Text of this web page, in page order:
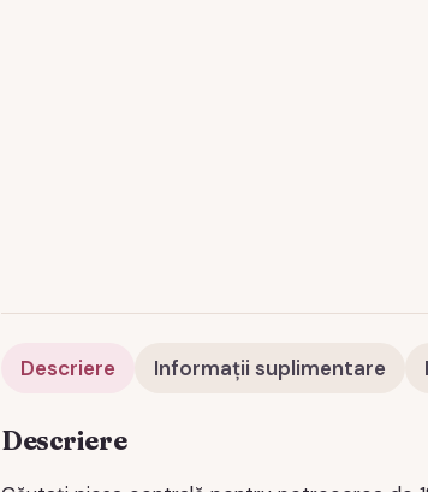
Descriere Informații suplimentare
Descriere